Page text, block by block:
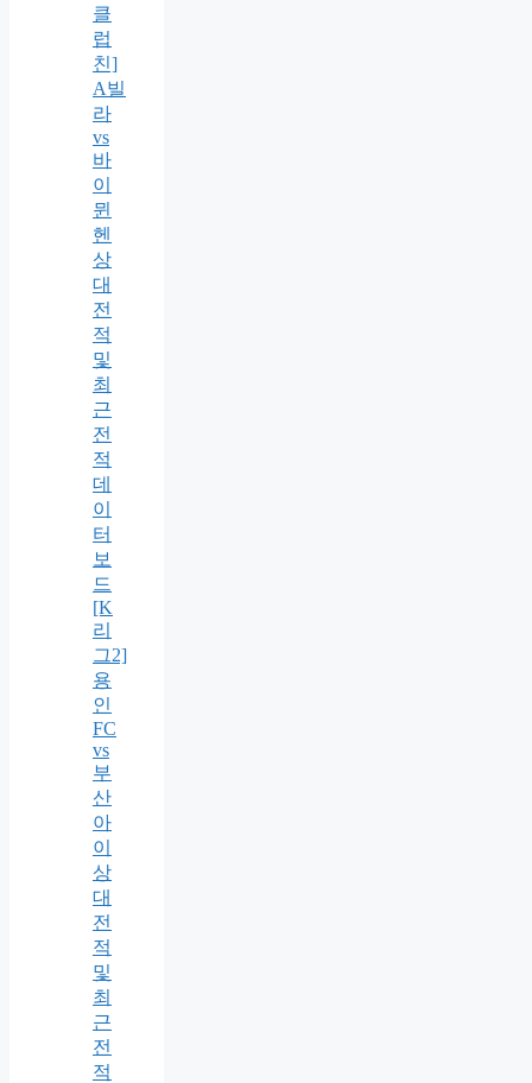
클
럽
친]
A빌
라
vs
바
이
뮌
헨
상
대
전
적
및
최
근
전
적
데
이
터
보
드
[K
리
그2]
용
인
FC
vs
부
산
아
이
상
대
전
적
및
최
근
전
적